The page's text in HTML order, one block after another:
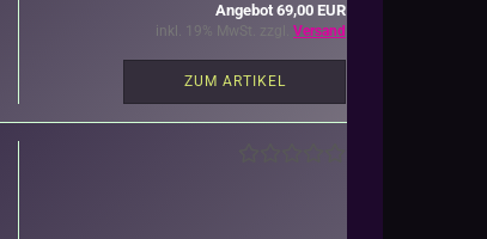
Angebot 69,00 EUR
inkl. 19% MwSt. zzgl. Versand
ZUM ARTIKEL